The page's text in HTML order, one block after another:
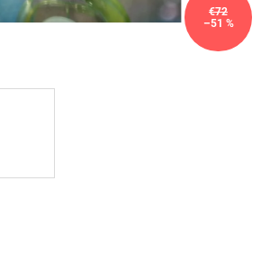
€72
–51 %